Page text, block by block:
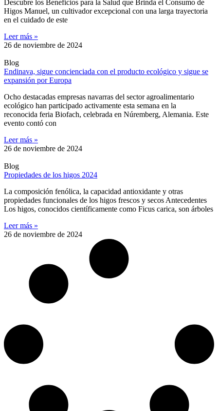
Descubre los Beneficios para la Salud que Brinda el Consumo de
Higos Manuel, un cultivador excepcional con una larga trayectoria
en el cuidado de este
Leer más »
26 de noviembre de 2024
Blog
Endinava, sigue concienciada con el producto ecológico y sigue se
expansión por Europa
Ocho destacadas empresas navarras del sector agroalimentario
ecológico han participado activamente esta semana en la
reconocida feria Biofach, celebrada en Núremberg, Alemania. Este
evento contó con
Leer más »
26 de noviembre de 2024
Blog
Propiedades de los higos 2024
La composición fenólica, la capacidad antioxidante y otras
propiedades funcionales de los higos frescos y secos Antecedentes
Los higos, conocidos científicamente como Ficus carica, son árboles
Leer más »
26 de noviembre de 2024